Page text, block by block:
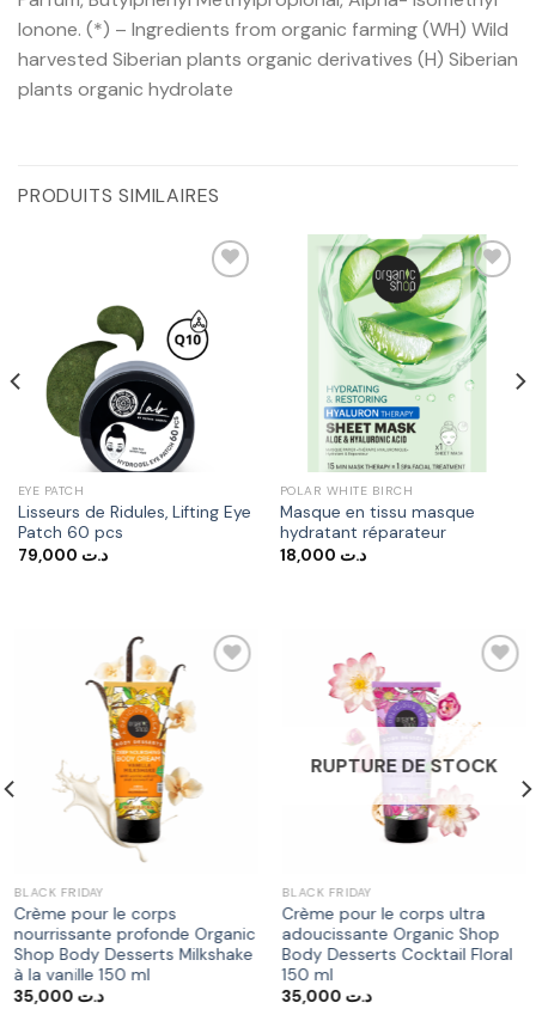
Ionone. (*) – Ingredients from organic farming (WH) Wild
harvested Siberian plants organic derivatives (H) Siberian
plants organic hydrolate
PRODUITS SIMILAIRES
Ajouter
à la liste
EYE PATCH
Lisseurs de Ridules, Lifting Eye
Patch 60 pcs
د.ت
Ajouter
à la liste
d’envies
POLAR WHITE BIRCH
Masque en tissu masque
hydratant réparateur
د.ت
Ajouter
BLACK FRIDAY
Crème pour le corps
nourrissante profonde Organic
Shop Body Desserts Milkshake
à la vanille 150 ml
د.ت 35,000
Ajouter
d’envies
RUPTURE DE STOCK
BLACK FRIDAY
Crème pour le corps ultra
adoucissante Organic Shop
Body Desserts Cocktail Floral
150 ml
د.ت 35,000